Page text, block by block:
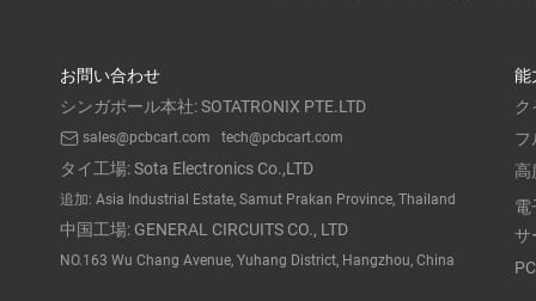
お問い合わせ
シンガポール本社: SOTATRONIX PTE.LTD
sales@pcbcart.com tech@pcbcart.com
タイ工場: Sota Electronics Co.,LTD
追加: Asia Industrial Estate, Samut Prakan Province, Thailand
中国工場: GENERAL CIRCUITS CO., LTD
NO.163 Wu Chang Avenue, Yuhang District, Hangzhou, China
能
フ
高
電
サ